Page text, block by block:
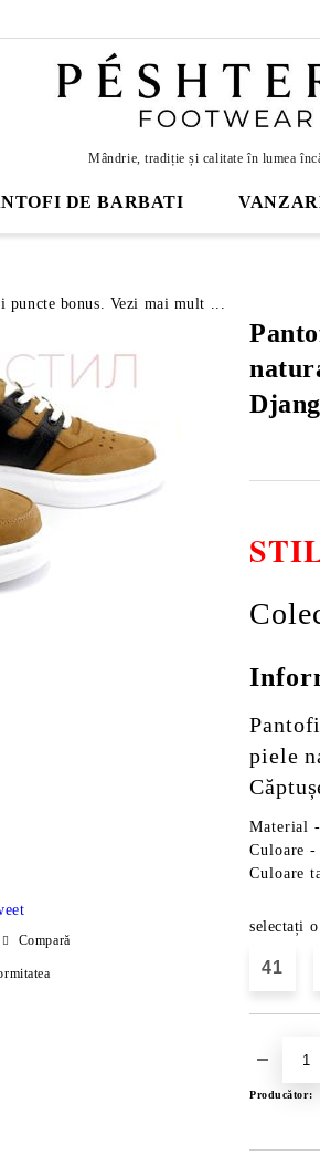
Mândrie, tradiție și calitate în lumea
DE BARBATI
puncte bonus. Vezi mai mult ...
piele
Material
Culoare
Culoare
selectați
41
Producător:
Compară